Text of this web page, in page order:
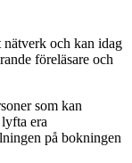
och kan idag
föreläsare och
som kan
era
på bokningen